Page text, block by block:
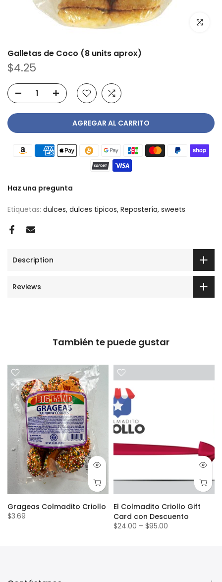
Haz clic
Galletas de Coco (8 units aprox)
$4.25
AGREGAR AL CARRITO
Haz una pregunta
Etiquetas: dulces dulces tipicos Repostería sweets
Description
Reviews
También te puede gustar
Grageas Colmadito Criollo
$3.69
El Colmadito Criollo Gift
Card con Descuento
$24.00 – $95.00